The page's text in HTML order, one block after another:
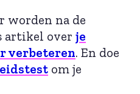
worden na de
artikel over je
verbeteren. En doe
om je